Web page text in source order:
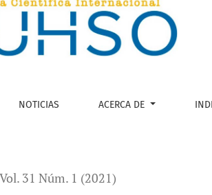
NOTICIAS ACERCA DE
Vol. 31 Núm. 1 (2021)